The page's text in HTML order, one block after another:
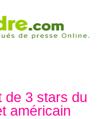
de 3 stars du
américain